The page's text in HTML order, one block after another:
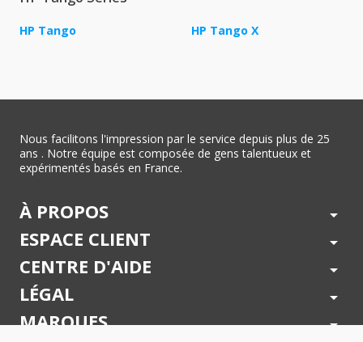
HP Tango HP Tango X
Nous facilitons l'impression par le service depuis plus de 25
ans . Notre équipe est composée de gens talentueux et
expérimentés basés en France.
À PROPOS arrow_drop_down
ESPACE CLIENT arrow_drop_down
CENTRE D'AIDE arrow_drop_down
LÉGAL arrow_drop_down
MARQUES arrow_drop_down